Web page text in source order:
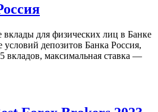
для физических лиц в Банке
депозитов Банка Россия,
вкладов, максимальная ставка —